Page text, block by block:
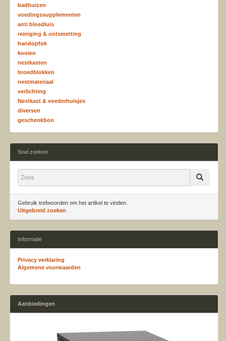
badhuizen
voedingssupplementen
anti bloedluis
reiniging & ontsmetting
handopfok
kooien
nestkasten
broedblokken
nestmateriaal
verlichting
Nestkast & voederhuisjes
diversen
geschenkbon
Snel zoeken
Gebruik trefwoorden om het artikel te vinden.
Uitgebreid zoeken
Informatie
Privacy verklaring
Algemene voorwaarden
Aanbiedingen